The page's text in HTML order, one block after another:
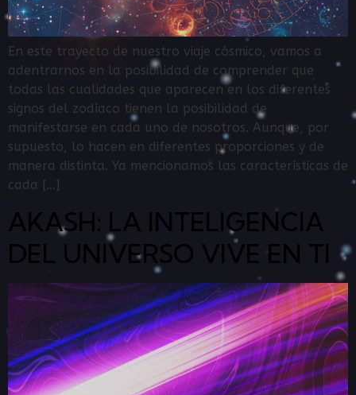
En este trayecto de nuestro viaje cósmico, vamos a
adentrarnos en la posibilidad de comprender que
todas las cualidades que aparecen en los diferentes
signos del zodíaco tienen la posibilidad de
manifestarse en cada uno de nosotros. Aunque, por
supuesto, lo hacen en diferentes proporciones y de
manera distinta. Ya mencionamos las características de
cada […]
AKASH: LA INTELIGENCIA
DEL UNIVERSO VIVE EN TI